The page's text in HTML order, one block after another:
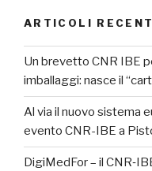
ARTICOLI
Un brevetto CNR IBE
imballaggi: nasce il
Al via il nuovo sistema
evento CNR-IBE a
DigiMedFor – il